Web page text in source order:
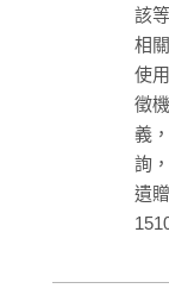
該
相
使
徵
義
詢
遺